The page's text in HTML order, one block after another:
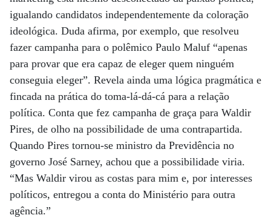
igualando candidatos independentemente da coloração
ideológica. Duda afirma, por exemplo, que resolveu
fazer campanha para o polêmico Paulo Maluf “apenas
para provar que era capaz de eleger quem ninguém
conseguia eleger”. Revela ainda uma lógica pragmática e
fincada na prática do toma-lá-dá-cá para a relação
política. Conta que fez campanha de graça para Waldir
Pires, de olho na possibilidade de uma contrapartida.
Quando Pires tornou-se ministro da Previdência no
governo José Sarney, achou que a possibilidade viria.
“Mas Waldir virou as costas para mim e, por interesses
políticos, entregou a conta do Ministério para outra
agência.”